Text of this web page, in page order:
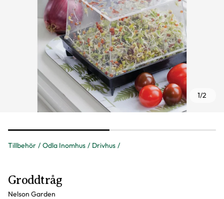
Tillbehör Odla Inomhus Drivhus
1/2
Groddtråg
Nelson Garden